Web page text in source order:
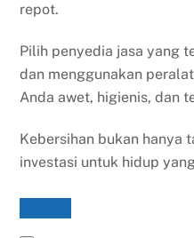
repot.
Pilih penyedia jasa yang
dan menggunakan
Anda awet, higienis, dan
Kebersihan bukan hanya
investasi untuk hidup